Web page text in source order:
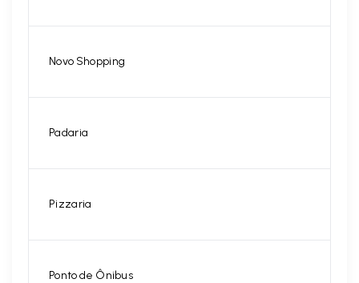
Novo Shopping
Padaria
Pizzaria
Ponto de Ônibus